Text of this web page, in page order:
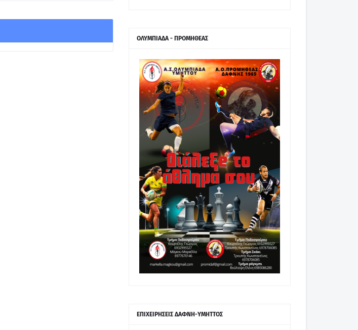
ΟΛΥΜΠΙΑΔΑ - ΠΡΟΜΗΘΕΑΣ
ΕΠΙΧΕΙΡΗΣΕΙΣ ΔΑΦΝΗ-ΥΜΗΤΤΟΣ